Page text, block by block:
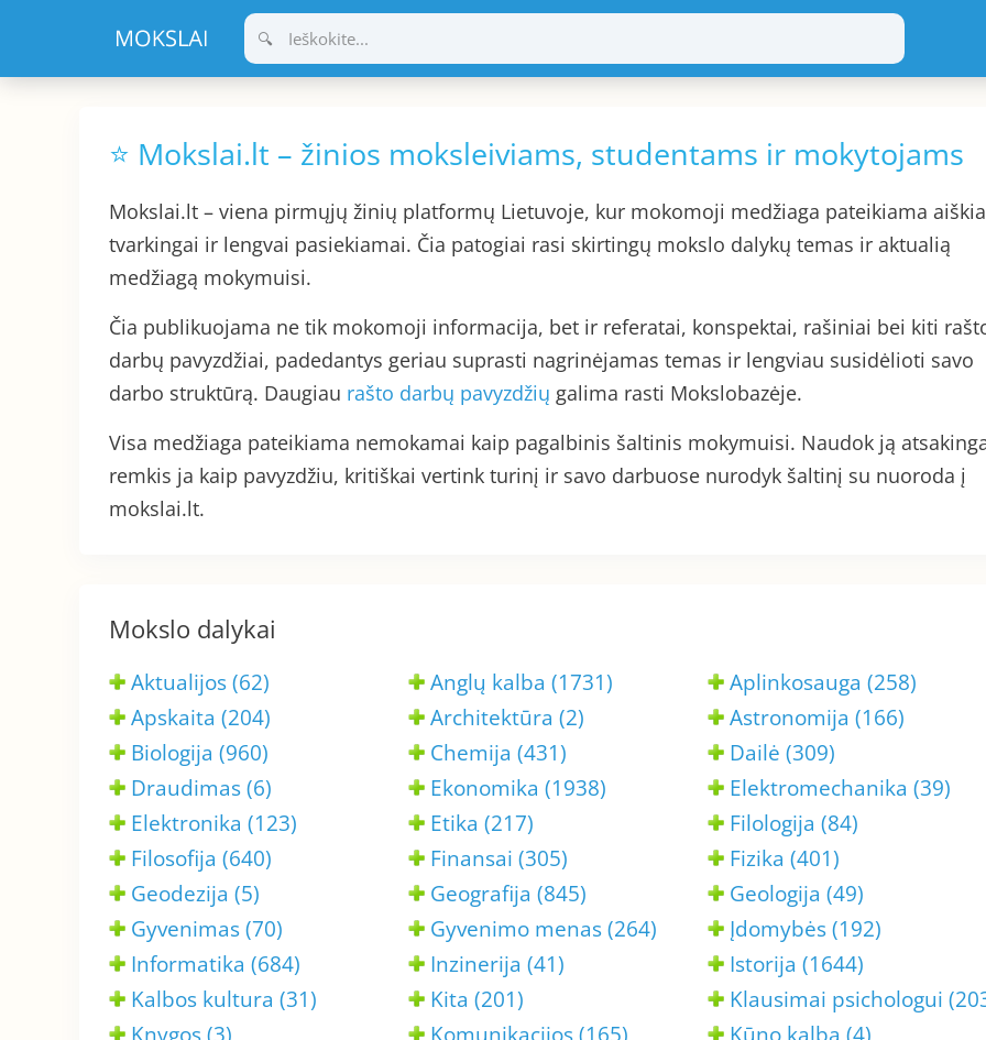
turinio
⭐ Mokslai.lt – žinios moksleiviams, studentams ir mokytojams
Mokslai.lt – viena pirmųjų žinių platformų Lietuvoje, kur mokomoji medžiaga pateikiama
tvarkingai ir lengvai pasiekiamai. Čia patogiai rasi skirtingų mokslo dalykų temas ir aktualią
medžiagą mokymuisi.
Čia publikuojama ne tik mokomoji informacija, bet ir referatai, konspektai, rašiniai bei kiti
darbų pavyzdžiai, padedantys geriau suprasti nagrinėjamas temas ir lengviau susidėlioti savo
darbo struktūrą. Daugiau rašto darbų pavyzdžių galima rasti Mokslobazėje.
Visa medžiaga pateikiama nemokamai kaip pagalbinis šaltinis mokymuisi. Naudok ją
remkis ja kaip pavyzdžiu, kritiškai vertink turinį ir savo darbuose nurodyk šaltinį su nuoroda į
mokslai.lt.
Mokslo dalykai
Aktualijos (62) Anglų kalba (1731)
Aplinkosauga (258)
Apskaita (204)
Architektūra (2)
Astronomija (166)
Biologija (960)
Chemija (431)
Dailė (309)
Draudimas (6)
Ekonomika (1938)
Elektromechanika (39)
Elektronika (123)
Etika (217)
Filologija (84)
Filosofija (640)
Finansai (305)
Fizika (401)
Geodezija (5)
Geografija (845)
Geologija (49)
Gyvenimas (70)
Gyvenimo menas (264)
Įdomybės (192)
Informatika (684)
Inzinerija (41)
Istorija (1644)
Kalbos kultura (31)
Kita (201)
Klausimai psichologui